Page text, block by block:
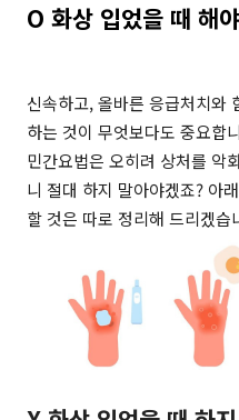
O 화상 입었을 때 해
신속하고, 올바른 응급처치와
하는 것이 무엇보다도 중요합
민간요법은 오히려 상처를 악
니 절대 하지 말아야겠죠? 아
할 것은 따로 정리해 드리겠습